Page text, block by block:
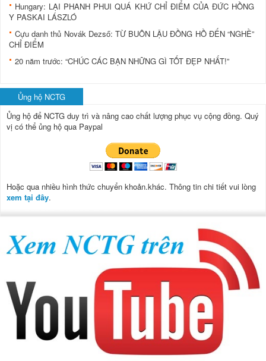
Hungary: LẠI PHANH PHUI QUÁ KHỨ CHỈ ĐIỂM CỦA ĐỨC HỒNG
Y PASKAI LÁSZLÓ
Cựu danh thủ Novák Dezső: TỪ BUÔN LẬU ÐỒNG HỒ ÐẾN “NGHỀ”
CHỈ ÐIỂM
20 năm trước: “CHÚC CÁC BẠN NHỮNG GÌ TỐT ÐẸP NHẤT!”
Ủng hộ NCTG
Ủng hộ để NCTG duy trì và nâng cao chất lượng phục vụ cộng đồng. Quý
vị có thể ủng hộ qua Paypal
Hoặc qua nhiều hình thức chuyển khoản.khác. Thông tin chi tiết vui lòng
xem tại đây.